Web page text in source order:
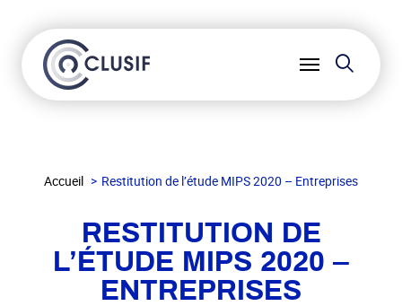
Ouvrir
Accueil Restitution de l’étude MIPS 2020 – Entreprises
RESTITUTION DE
L’ÉTUDE MIPS 2020 –
ENTREPRISES